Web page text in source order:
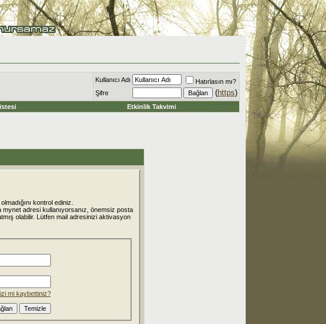
Kullanıcı Adı
Hatırlasın mı?
Şifre
(https)
Etkinlik Takvimi
kontrol ediniz.
adresi kullanıyorsanız, önemsiz posta
olabilir. Lütfen mail adresinizi aktivasyon
mi kaybettiniz?